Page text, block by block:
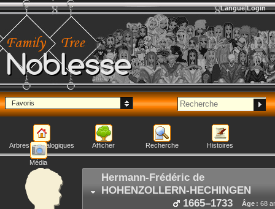
Noblesse
Langue Login
Favoris
Arbres généalogiques Afficher Recherche Histoires
Média
Hermann-Frédéric de
HOHENZOLLERN-HECHINGEN
Âge : 68
1665–1733